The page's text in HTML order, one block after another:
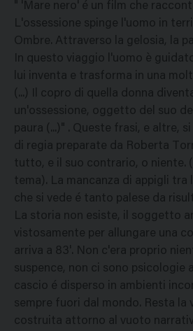
" 'Mare nero' é un film che
L'ossessione spinge l'uomo in
Ombre. Attraverso la gelosia, la
In questo viaggio l'uomo è
lui inventa e trasforma in una
(...) Il copro di quella donna
un'ossessione, oggetto del suo
paura (...)" . Queste frasi, e altre,
di regia preparate da Roberta
tutto, e il suo contrario, o niente.
tema). La mancanza di appigli tra
che si vede é tanto palese da
La storia non esiste, il soggetto
vistosamente per allungare una
arriva a 83'. Non c'era proprio
suspence, non ci sono psicologie
cascio é disperso in ambienti
sempre fuori dal mondo. Resta la
costruita attorno al vuoto